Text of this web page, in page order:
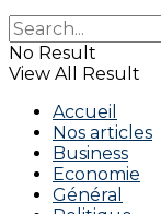
No Result
View All Result
Accueil
Nos articles
Business
Economie
Général